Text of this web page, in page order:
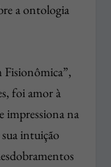
a ontologia
foi amor à
impressiona na
intuição